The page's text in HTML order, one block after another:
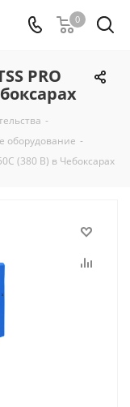
0
PRO
-
оборудование -
(380 В) в Чебоксарах